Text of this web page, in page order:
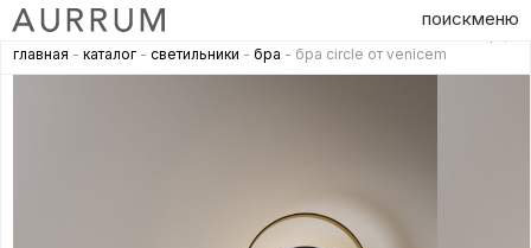
поискменю
главная - каталог - светильники - бра - бра circle от venicem